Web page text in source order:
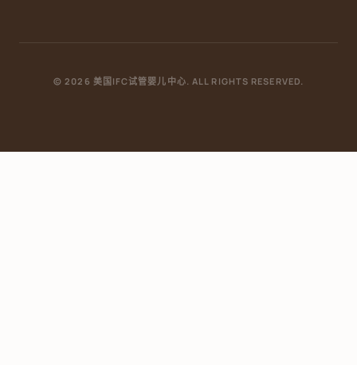
© 2026 美国IFC试管婴儿中心. ALL RIGHTS RESERVED.